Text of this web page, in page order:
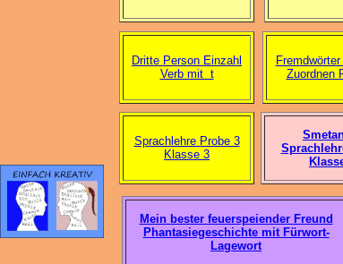
Dritte Person Einzahl
Verb mit t
Sprachlehre Probe 3
Klasse 3
Zuordnen
Mein bester feuerspeiender Freund
Phantasiegeschichte mit Fürwort-
Lagewort